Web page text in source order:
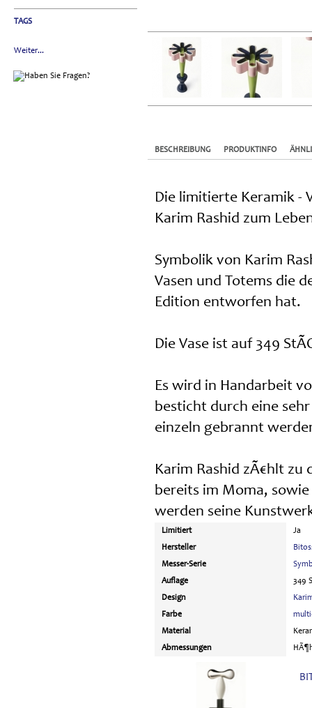
TAGS
Weiter...
BESCHREIBUNG PRODUKTINFO
Die limitierte Keramik -
Karim Rashid zum
Symbolik von Karim
Vasen und Totems die
Edition entworfen hat.
Die Vase ist auf 349
Es wird in Handarbeit
besticht durch eine
einzeln gebrannt
Karim Rashid zÃ€hlt zu
bereits im Moma,
werden seine
Limitiert
Ja
Hersteller
Messer-Serie
Auflage
349
Design
Farbe
Material
Abmessungen